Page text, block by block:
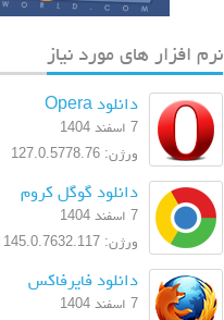
نرم افزار های مورد نیاز
دانلود Opera
7 اسفند 1404
ورژن: 127.0.5778.76
دانلود گوگل کروم
7 اسفند 1404
ورژن: 145.0.7632.117
دانلود فایرفاکس
7 اسفند 1404